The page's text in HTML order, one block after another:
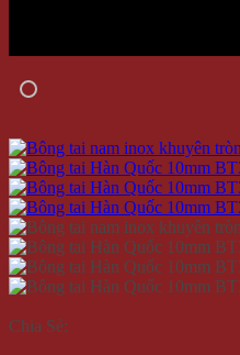
Chia Sẻ: